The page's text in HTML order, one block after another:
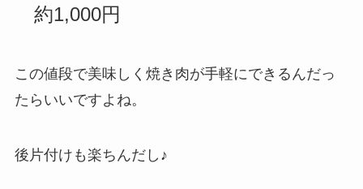
約1,000円
この値段で美味しく焼き肉が手軽にできるんだっ
たらいいですよね。
後片付けも楽ちんだし♪